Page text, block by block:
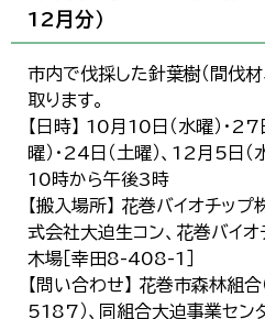
12月分）
市内で伐採した針葉樹（間伐
取ります。
【日時】 10月10日（水曜）・
曜）・24日（土曜）、12月5日（
10時から午後3時
【搬入場所】 花巻バイオチッ
式会社大迫生コン、花巻バイ
木場［幸田8-408-1］
【問い合わせ】 花巻市森林
5187）、同組合大迫事業セ